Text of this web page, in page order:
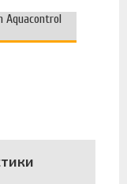
Aquacontrol